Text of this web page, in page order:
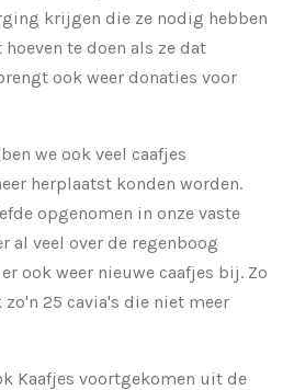
krijgen die ze nodig hebben
te doen als ze dat
ook weer donaties voor
we ook veel caafjes
herplaatst konden worden.
opgenomen in onze vaste
al veel over de regenboog
ook weer nieuwe caafjes bij. Zo
25 cavia's die niet meer
Kaafjes voortgekomen uit de